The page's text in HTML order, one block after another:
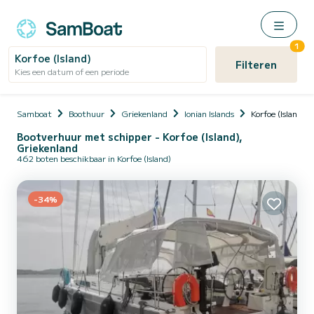
Korfoe (Island)
Kies een datum of een periode Filteren
1
Samboat Boothuur Griekenland Ionian Islands Korfoe (Island)
Bootverhuur met schipper - Korfoe (Island),
Griekenland
462 boten beschikbaar in Korfoe (Island)
-34%